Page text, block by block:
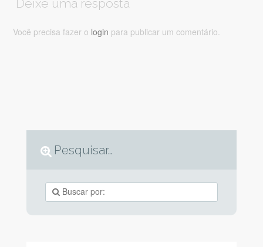
Deixe uma resposta
Você precisa fazer o login para publicar um comentário.
Pesquisar…